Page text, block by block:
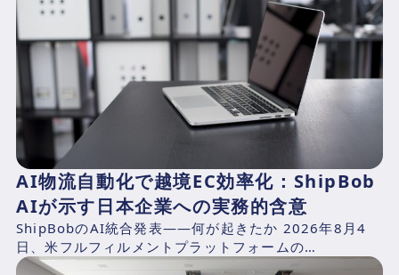
AI物流自動化で越境EC効率化：ShipBob
AIが示す日本企業への実務的含意
ShipBobのAI統合発表——何が起きたか 2026年8月4
日、米フルフィルメントプラットフォームの
ShipBob（本社：シカゴ、2014年創業、CEO：Dh...